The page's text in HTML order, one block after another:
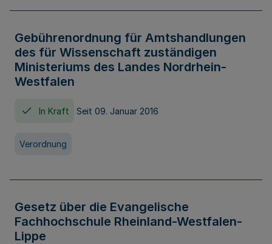
Gebührenordnung für Amtshandlungen
des für Wissenschaft zuständigen
Ministeriums des Landes Nordrhein-
Westfalen
In Kraft Seit 09. Januar 2016
Verordnung
Gesetz über die Evangelische
Fachhochschule Rheinland-Westfalen-
Lippe